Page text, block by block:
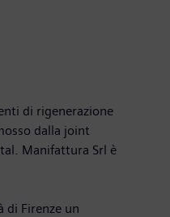
di rigenerazione
dalla joint
Manifattura Srl è
di Firenze un